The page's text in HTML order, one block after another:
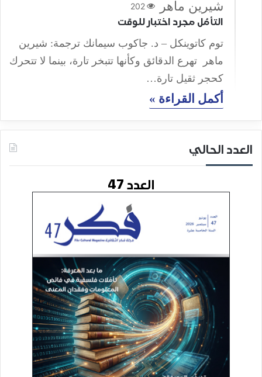
شيرين ماهر 202
التأمُل مجرد اختبار للوقت
توم كاتوينكل – د. جاكوب سيمانك ترجمة: شيرين
ماهر تهرع الدقائق وكأنها تتبخر تارة، بينما لا تتحرك
كحجر ثقيل تارة…
أكمل القراءة »
العدد الحالي
العدد 47